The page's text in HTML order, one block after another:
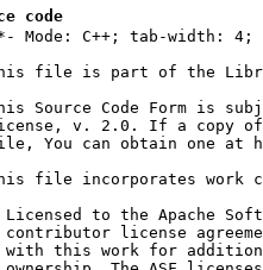
code
Mode: C++; tab-width: